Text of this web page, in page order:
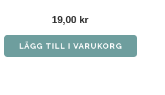
19,00 kr
LÄGG TILL I VARUKORG